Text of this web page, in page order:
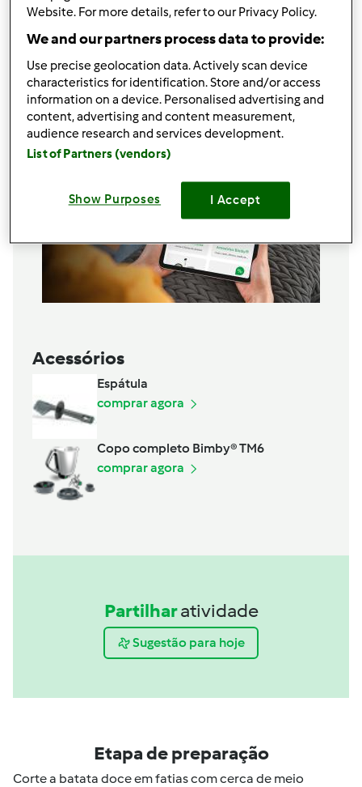
1batata doce cortada em fatias
1Ovo cozido
Adicionar à lista de compras
Acessórios
Espátula
comprar agora
Copo completo Bimby® TM6
comprar agora
Partilharatividade
Sugestão para hoje
Etapa de preparação
Corte a batata doce em fatias com cerca de meio
Website. For more details, refer to our Privacy Policy.
We and our partners process data to provide:
Use precise geolocation data. Actively scan device
characteristics for identification. Store and/or access
information on a device. Personalised advertising and
content, advertising and content measurement,
audience research and services development.
List of Partners (vendors)
Show Purposes I Accept